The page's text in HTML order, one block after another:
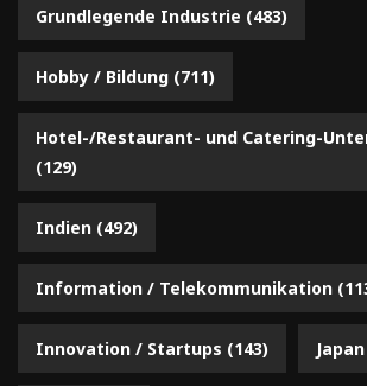
Grundlegende Industrie (483)
Hobby / Bildung (711)
Hotel-/Restaurant- und Catering-
(129)
Indien (492)
Information / Telekommunikation
Innovation / Startups (143) Japan